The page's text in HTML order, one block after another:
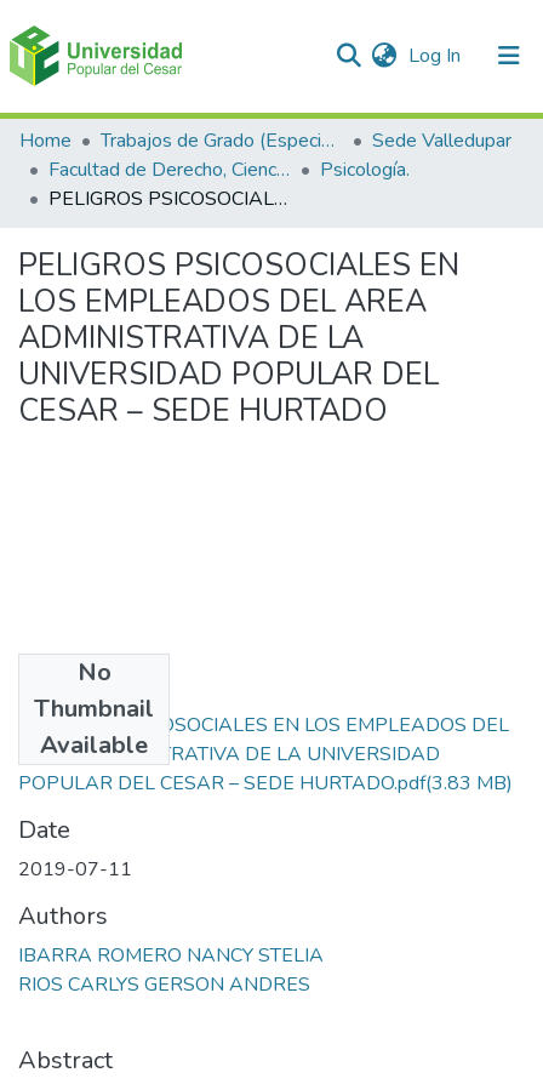
Log In (current)
Communities & Collections
All of DSpace
Home Trabajos de Grado (Especializaciones y Pregrados)
Sede Valledupar
Facultad de Derecho, Ciencias Políticas y Sociales.
Psicología.
PELIGROS PSICOSOCIALES EN LOS EMPLEADOS DEL AREA ADMINISTRATIVA DE LA UNIVERSIDAD POPULAR DEL CESAR – SEDE HURTADO
PELIGROS PSICOSOCIALES EN
LOS EMPLEADOS DEL AREA
ADMINISTRATIVA DE LA
UNIVERSIDAD POPULAR DEL
CESAR – SEDE HURTADO
No
Thumbnail
Available
PELIGROS PSICOSOCIALES EN LOS EMPLEADOS DEL
AREA ADMINISTRATIVA DE LA UNIVERSIDAD
POPULAR DEL CESAR – SEDE HURTADO.pdf(3.83 MB)
Date
2019-07-11
Authors
IBARRA ROMERO NANCY STELIA
RIOS CARLYS GERSON ANDRES
Abstract